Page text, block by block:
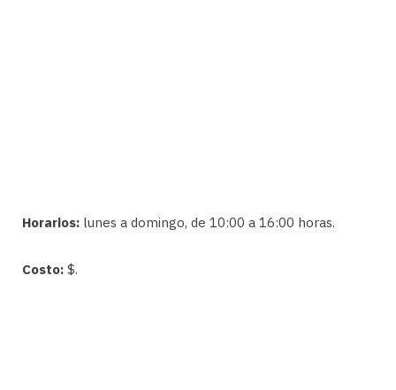
Horarios: lunes a domingo, de 10:00 a 16:00 horas.
Costo: $.